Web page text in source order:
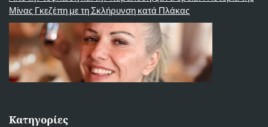
Μίνας Γκεζέπη με τη Σκλήρυνση κατά Πλάκας
Κατηγορίες